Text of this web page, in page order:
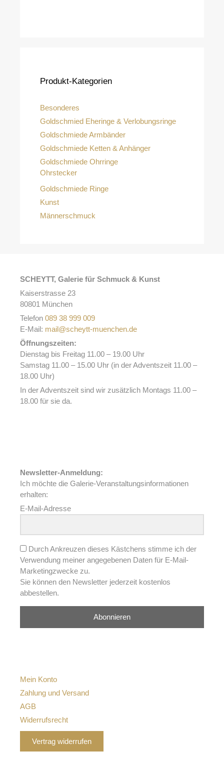
Produkt-Kategorien
Besonderes
Goldschmied Eheringe & Verlobungsringe
Goldschmiede Armbänder
Goldschmiede Ketten & Anhänger
Goldschmiede Ohrringe
Ohrstecker
Goldschmiede Ringe
Kunst
Männerschmuck
SCHEYTT, Galerie für Schmuck & Kunst
Kaiserstrasse 23
80801 München
Telefon 089 38 999 009
E-Mail: mail@scheytt-muenchen.de
Öffnungszeiten:
Dienstag bis Freitag 11.00 – 19.00 Uhr
Samstag 11.00 – 15.00 Uhr (in der Adventszeit 11.00 –
18.00 Uhr)
In der Adventszeit sind wir zusätzlich Montags 11.00 –
18.00 für sie da.
Newsletter-Anmeldung:
Ich möchte die Galerie-Veranstaltungsinformationen
erhalten:
E-Mail-Adresse
Durch Ankreuzen dieses Kästchens stimme ich der
Verwendung meiner angegebenen Daten für E-Mail-
Marketingzwecke zu.
Sie können den Newsletter jederzeit kostenlos
abbestellen.
Abonnieren
Mein Konto
Zahlung und Versand
AGB
Widerrufsrecht
Vertrag widerrufen